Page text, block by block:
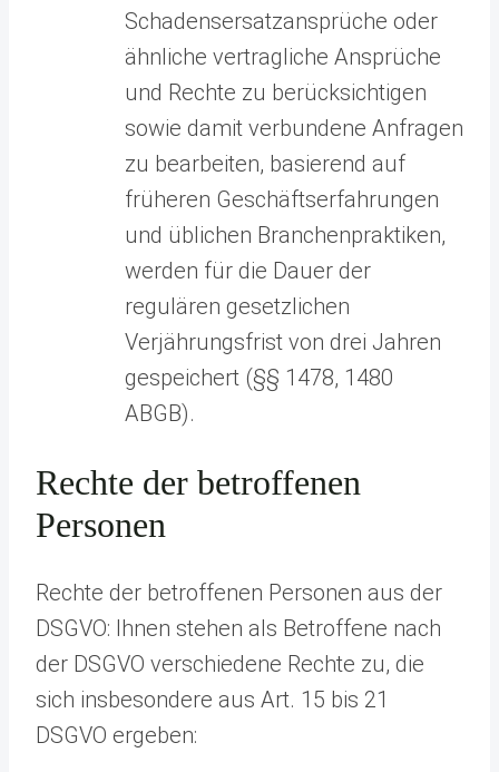
Schadensersatzansprüche oder
ähnliche vertragliche Ansprüche
und Rechte zu berücksichtigen
sowie damit verbundene Anfragen
zu bearbeiten, basierend auf
früheren Geschäftserfahrungen
und üblichen Branchenpraktiken,
werden für die Dauer der
regulären gesetzlichen
Verjährungsfrist von drei Jahren
gespeichert (§§ 1478, 1480
ABGB).
Rechte der betroffenen
Personen
Rechte der betroffenen Personen aus der
DSGVO: Ihnen stehen als Betroffene nach
der DSGVO verschiedene Rechte zu, die
sich insbesondere aus Art. 15 bis 21
DSGVO ergeben: